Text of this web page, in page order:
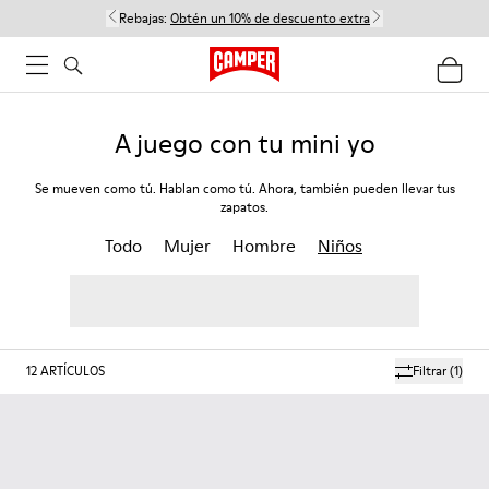
Rebajas: Obtén un 10% de descuento extra
A juego con tu mini yo
Se mueven como tú. Hablan como tú. Ahora, también pueden llevar tus
zapatos.
Todo Mujer Hombre Niños
Filtrar(1)
12ARTÍCULOS